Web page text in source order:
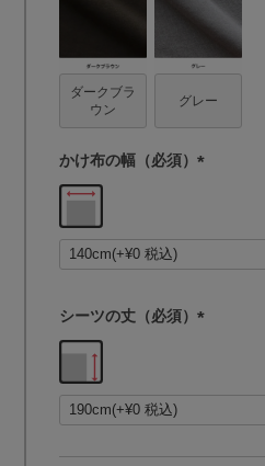
ダークブラ
ウン
グレー
かけ布の幅（必須）
須
)
シーツの丈（必須）
須
)